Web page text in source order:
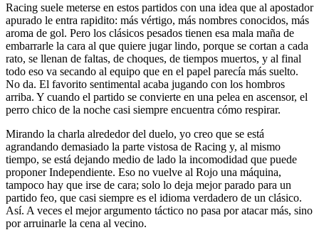
Racing suele meterse en estos partidos con una idea que al apostador
apurado le entra rapidito: más vértigo, más nombres conocidos, más
aroma de gol. Pero los clásicos pesados tienen esa mala maña de
embarrarle la cara al que quiere jugar lindo, porque se cortan a cada
rato, se llenan de faltas, de choques, de tiempos muertos, y al final
todo eso va secando al equipo que en el papel parecía más suelto.
No da. El favorito sentimental acaba jugando con los hombros
arriba. Y cuando el partido se convierte en una pelea en ascensor, el
perro chico de la noche casi siempre encuentra cómo respirar.
Mirando la charla alrededor del duelo, yo creo que se está
agrandando demasiado la parte vistosa de Racing y, al mismo
tiempo, se está dejando medio de lado la incomodidad que puede
proponer Independiente. Eso no vuelve al Rojo una máquina,
tampoco hay que irse de cara; solo lo deja mejor parado para un
partido feo, que casi siempre es el idioma verdadero de un clásico.
Así. A veces el mejor argumento táctico no pasa por atacar más, sino
por arruinarle la cena al vecino.